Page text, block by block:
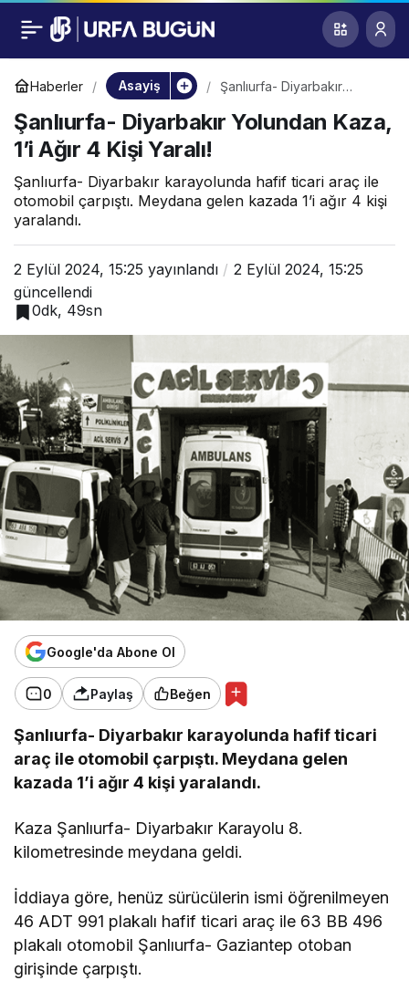
Haberler Asayiş
Şanlıurfa- Diyarbakır
Kişi Yaralı!
Şanlıurfa- Diyarbakır Yolundan Kaza,
1’i Ağır 4 Kişi Yaralı!
Şanlıurfa- Diyarbakır karayolunda hafif ticari araç ile
otomobil çarpıştı. Meydana gelen kazada 1’i ağır 4 kişi
yaralandı.
2 Eylül 2024, 15:25 yayınlandı
2 Eylül 2024, 15:25
güncellendi
0dk, 49sn
Google'da Abone Ol
0 Paylaş Beğen
Şanlıurfa- Diyarbakır karayolunda hafif ticari
araç ile otomobil çarpıştı. Meydana gelen
kazada 1’i ağır 4 kişi yaralandı.
Kaza Şanlıurfa- Diyarbakır Karayolu 8.
kilometresinde meydana geldi.
İddiaya göre, henüz sürücülerin ismi öğrenilmeyen
46 ADT 991 plakalı hafif ticari araç ile 63 BB 496
plakalı otomobil Şanlıurfa- Gaziantep otoban
girişinde çarpıştı.
Şanlıurfa- Diyarbakır
Yolundan Kaza, 1’i
Ağır 4 Kişi Yaralı!
0